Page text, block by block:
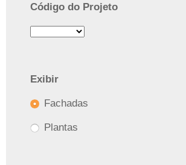
Código do Projeto
Exibir
Fachadas
Plantas